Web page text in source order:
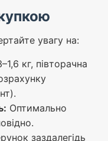
увагу на:
кг, півторачна
Оптимально
заздалегідь